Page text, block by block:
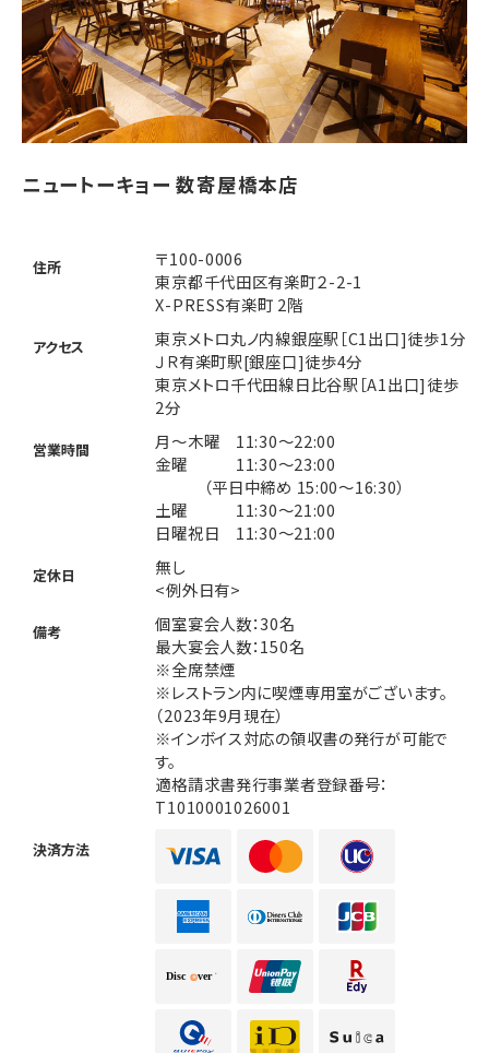
ニュートーキョー 数寄屋橋本店
住所
〒100-0006
東京都千代田区有楽町２-2-1
X-PRESS有楽町 2階
アクセス
東京メトロ丸ノ内線銀座駅［C1出口]徒歩1分
ＪＲ有楽町駅[銀座口]徒歩4分
東京メトロ千代田線日比谷駅［A1出口]徒歩
2分
営業時間
月～木曜 11:30～22:00
金曜 11:30～23:00
（平日中締め 15:00～16:30）
土曜 11:30～21:00
日曜祝日 11:30～21:00
定休日
無し
<例外日有>
備考
個室宴会人数：30名
最大宴会人数：150名
※全席禁煙
※レストラン内に喫煙専用室がございます。
（2023年9月現在）
※インボイス対応の領収書の発行が可能で
す。
適格請求書発行事業者登録番号：
T1010001026001
決済方法